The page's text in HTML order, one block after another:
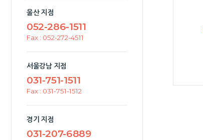
울산 지점
052-286-1511
Fax : 052-272-4511
서울강남 지점
031-751-1511
Fax : 031-751-1512
경기 지점
031-207-6889